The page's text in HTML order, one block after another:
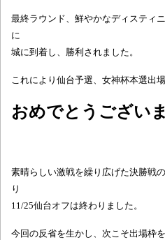
最終ラウンド、鮮やかなディスティ
に
城に到着し、勝利されました。
これにより仙台予選、女神杯本選出
おめでとうござい
素晴らしい激戦を繰り広げた決勝戦
り
11/25仙台オフは終わりました。
今回の反省を生かし、次こそ出場枠